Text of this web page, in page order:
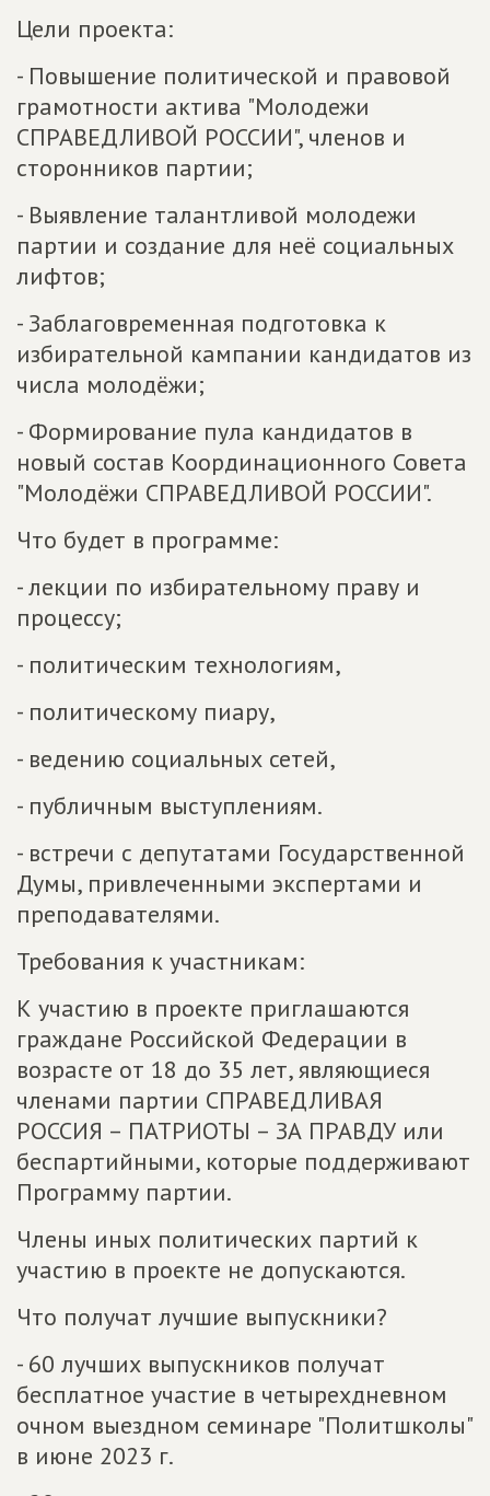
Цели проекта:
- Повышение политической и правовой
грамотности актива "Молодежи
СПРАВЕДЛИВОЙ РОССИИ", членов и
сторонников партии;
- Выявление талантливой молодежи
партии и создание для неё социальных
лифтов;
- Заблаговременная подготовка к
избирательной кампании кандидатов из
числа молодёжи;
- Формирование пула кандидатов в
новый состав Координационного Совета
"Молодёжи СПРАВЕДЛИВОЙ РОССИИ".
Что будет в программе:
- лекции по избирательному праву и
процессу;
- политическим технологиям,
- политическому пиару,
- ведению социальных сетей,
- публичным выступлениям.
- встречи с депутатами Государственной
Думы, привлеченными экспертами и
преподавателями.
Требования к участникам:
К участию в проекте приглашаются
граждане Российской Федерации в
возрасте от 18 до 35 лет, являющиеся
членами партии СПРАВЕДЛИВАЯ
РОССИЯ – ПАТРИОТЫ – ЗА ПРАВДУ или
беспартийными, которые поддерживают
Программу партии.
Члены иных политических партий к
участию в проекте не допускаются.
Что получат лучшие выпускники?
- 60 лучших выпускников получат
бесплатное участие в четырехдневном
очном выездном семинаре "Политшколы"
в июне 2023 г.